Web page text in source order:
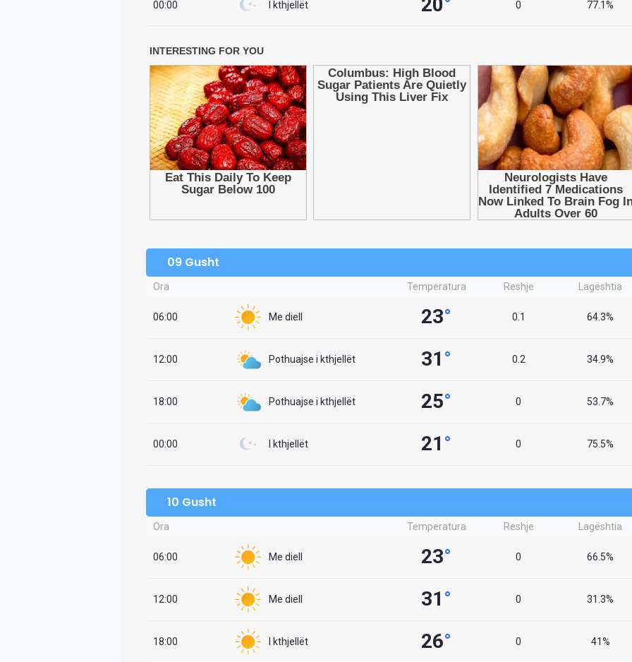
00:00 I kthjellët 0 77.1%
09 Gusht
Ora Temperatura Reshje Lagështia
06:00 Me diell 23° 0.1 64.3%
12:00 Pothuajse i kthjellët 31 ° 0.2 34.9%
18:00 Pothuajse i kthjellët 25° 0 53.7%
00:00 I kthjellët 21 ° 0 75.5%
10 Gusht
Ora Temperatura Reshje Lagështia
06:00 Me diell 23° 0 66.5%
12:00 Me diell 31 ° 0 31.3%
18:00 I kthjellët 26° 0 41%